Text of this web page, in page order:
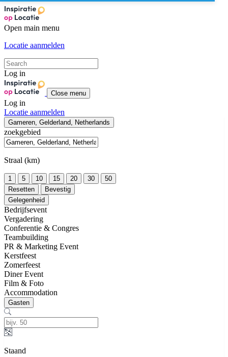
Open main menu
Locatie aanmelden
Log in
Close menu
Log in
Locatie aanmelden
Gameren, Gelderland, Netherlands
zoekgebied
Straal (km)
1 5 10 15 20 30
50
Resetten
Bevestig
Gelegenheid
Bedrijfsevent
Vergadering
Conferentie & Congres
Teambuilding
PR & Marketing Event
Kerstfeest
Zomerfeest
Diner Event
Film & Foto
Accommodation
Gasten
Staand